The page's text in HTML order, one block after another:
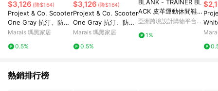
$3,126 (降$164)
Projext & Co. Scooter
One Gray 抗汙、防水
經典小白鞋 灰色 - 灰
Marais 瑪黑家居
0.5%
$3,126 (降$164)
Projext & Co. Scooter
One Gray 抗汙、防水
經典小白鞋 灰色 - 灰
Marais 瑪黑家居
0.5%
BLANK - TRAINER BL
ACK 皮革運動休閒鞋
白色
亞洲跨境設計購物平台
1%
帆
熱銷排行榜